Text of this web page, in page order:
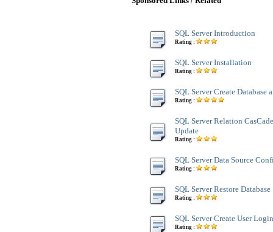
SQL Server Introduction
Rating :
SQL Server Installation
Rating :
SQL Server Create Database
Rating :
SQL Server Relation
Update
Rating :
SQL Server Data Source
Rating :
SQL Server Restore Database
Rating :
SQL Server Create User Login
Rating :